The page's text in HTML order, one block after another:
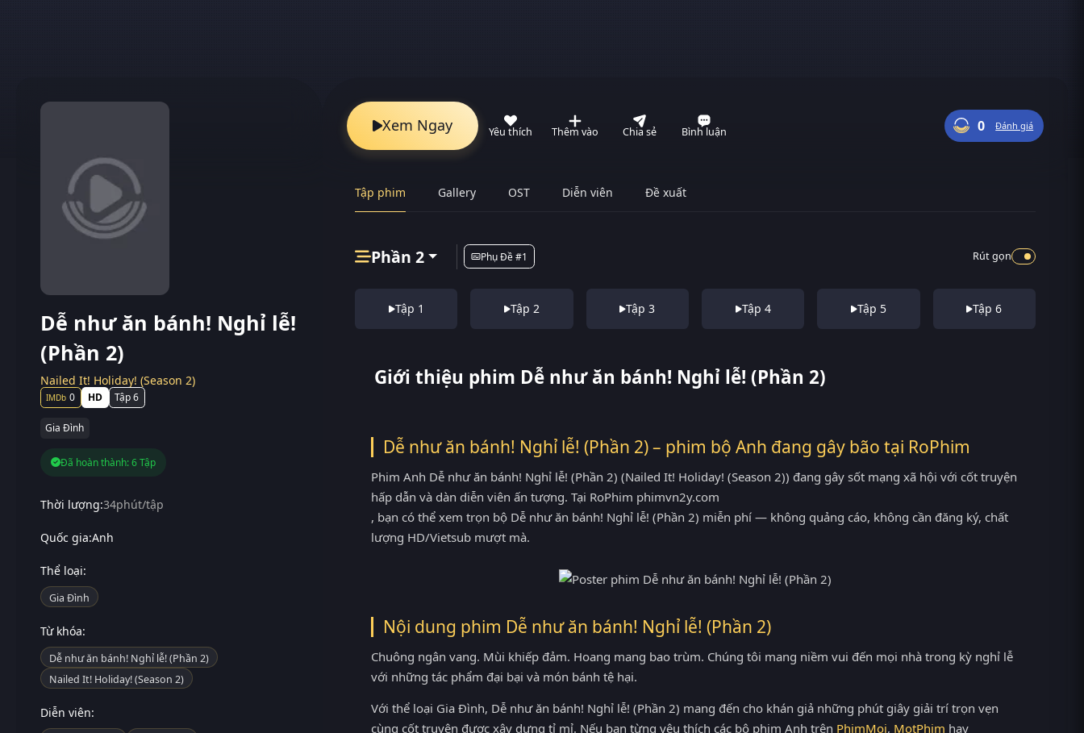
Dễ như ăn bánh! Nghỉ lễ!
(Phần 2)
Nailed It! Holiday! (Season 2)
0 HD Tập 6
Gia Đình
Đã hoàn thành: 6 Tập
Thời lượng:34phút/tập
Quốc gia:Anh
Thể loại:
Gia Đình
Từ khóa:
Dễ như ăn bánh! Nghỉ lễ! (Phần 2)
Nailed It! Holiday! (Season 2)
Diễn viên:
Xem Ngay Yêu thích Thêm vào Chia sẻ Bình luận 0 Đánh giá
Tập phim Gallery OST Diễn viên Đề xuất
Phần 2 Phụ Đề #1 Rút gọn
Tập 1 Tập 2 Tập 3 Tập 4 Tập 5 Tập 6
Giới thiệu phim Dễ như ăn bánh! Nghỉ lễ! (Phần 2)
Dễ như ăn bánh! Nghỉ lễ! (Phần 2) – phim bộ Anh đang gây bão tại RoPhim
Phim Anh Dễ như ăn bánh! Nghỉ lễ! (Phần 2) (Nailed It! Holiday! (Season 2)) đang gây sốt mạng xã hội với cốt truyện
hấp dẫn và dàn diễn viên ấn tượng. Tại RoPhim phimvn2y.com
, bạn có thể xem trọn bộ Dễ như ăn bánh! Nghỉ lễ! (Phần 2) miễn phí — không quảng cáo, không cần đăng ký, chất
lượng HD/Vietsub mượt mà.
Nội dung phim Dễ như ăn bánh! Nghỉ lễ! (Phần 2)
Chuông ngân vang. Mùi khiếp đảm. Hoang mang bao trùm. Chúng tôi mang niềm vui đến mọi nhà trong kỳ nghỉ lễ
với những tác phẩm đại bại và món bánh tệ hại.
Với thể loại Gia Đình, Dễ như ăn bánh! Nghỉ lễ! (Phần 2) mang đến cho khán giả những phút giây giải trí trọn vẹn
cùng cốt truyện được xây dựng tỉ mỉ. Nếu bạn từng yêu thích các bộ phim Anh trên PhimMoi, MotPhim hay